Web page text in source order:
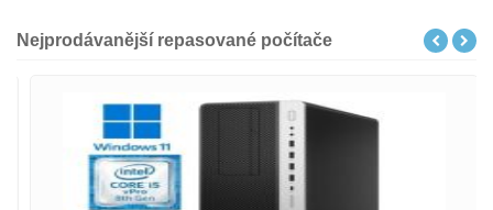
Nejprodávanější repasované počítače